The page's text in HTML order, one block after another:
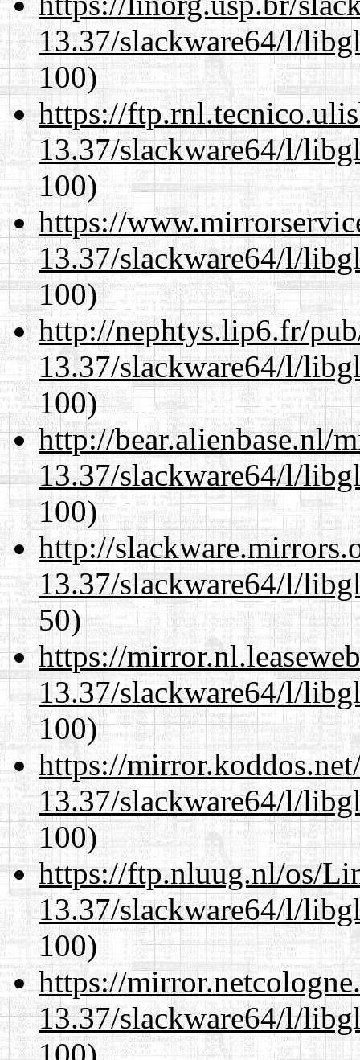
13.37/slackware64/l/
100)
https://
13.37/slackware64/l/
100)
https://
13.37/slackware64/l/
100)
http://nephtys.lip6.fr/
13.37/slackware64/l/
100)
http://bear.alienbase.nl/
13.37/slackware64/l/
100)
http://
13.37/slackware64/l/
50)
https://
13.37/slackware64/l/
100)
https://
13.37/slackware64/l/
100)
https://ftp.nluug.nl/os/
13.37/slackware64/l/
100)
https://
13.37/slackware64/l/